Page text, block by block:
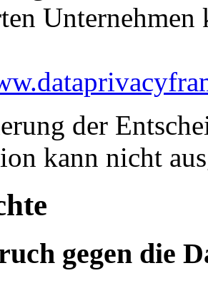
der
kann nicht
gegen die